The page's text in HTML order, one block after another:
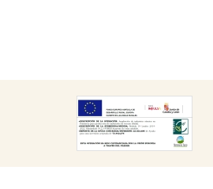
DESCARGAR